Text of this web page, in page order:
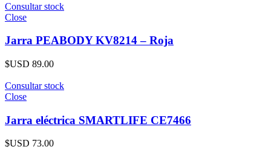
Consultar stock
Close
Jarra PEABODY KV8214 – Roja
$USD 89.00
Consultar stock
Close
Jarra eléctrica SMARTLIFE CE7466
$USD 73.00